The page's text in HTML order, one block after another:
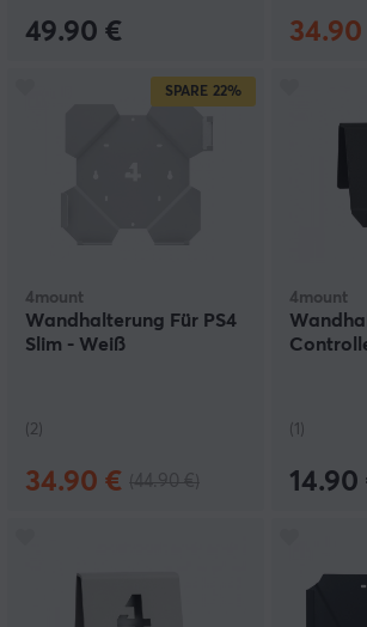
49.90 €
SPARE 22%
4mount
Wandhalterung Für PS4
Slim - Weiß
(2)
34.90 €
4mount
(1)
14.90